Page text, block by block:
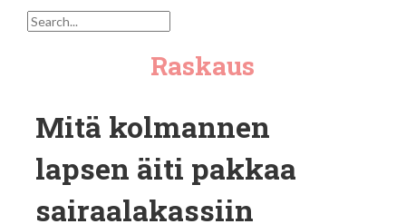
Raskaus
Mitä kolmannen
lapsen äiti pakkaa
sairaalakassiin